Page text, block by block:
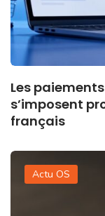
Les
s’imposent
français
Actu OS